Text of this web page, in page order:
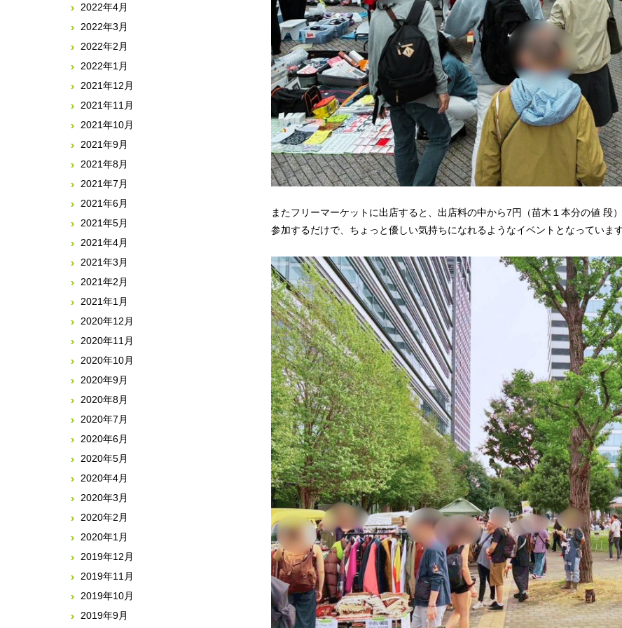
またフリーマーケットに出店すると、出店料の中から7円（苗木１本分の値 段
参加するだけで、ちょっと優しい気持ちになれるようなイベントとなっています
2022年4月
2022年3月
2022年2月
2022年1月
2021年12月
2021年11月
2021年10月
2021年9月
2021年8月
2021年7月
2021年6月
2021年5月
2021年4月
2021年3月
2021年2月
2021年1月
2020年12月
2020年11月
2020年10月
2020年9月
2020年8月
2020年7月
2020年6月
2020年5月
2020年4月
2020年3月
2020年2月
2020年1月
2019年12月
2019年11月
2019年10月
2019年9月